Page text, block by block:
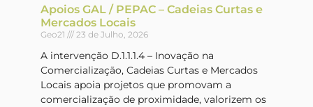
Apoios GAL / PEPAC – Cadeias Curtas e
Mercados Locais
Geo21 23 de Julho, 2026
A intervenção D.1.1.1.4 – Inovação na
Comercialização, Cadeias Curtas e Mercados
Locais apoia projetos que promovam a
comercialização de proximidade, valorizem os